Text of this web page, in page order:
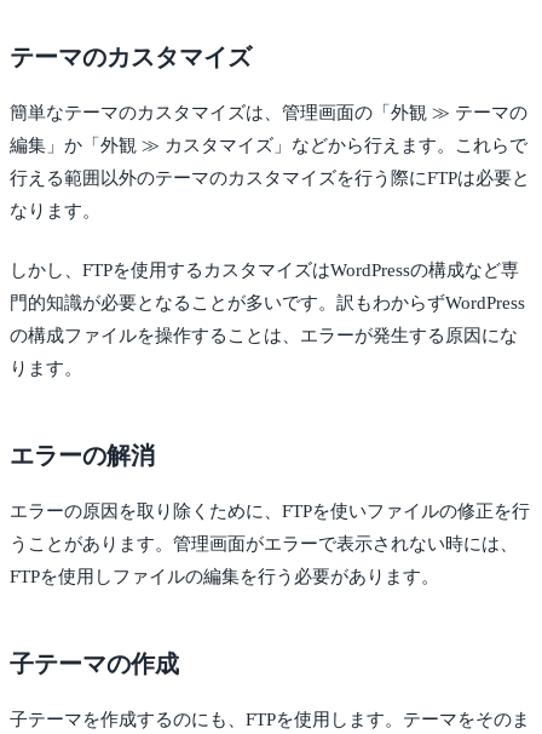
テーマのカスタマイズ
簡単なテーマのカスタマイズは、管理画面の「外観 ≫ テーマの
編集」か「外観 ≫ カスタマイズ」などから行えます。これらで
行える範囲以外のテーマのカスタマイズを行う際にFTPは必要と
なります。
しかし、FTPを使用するカスタマイズはWordPressの構成など専
門的知識が必要となることが多いです。訳もわからずWordPress
の構成ファイルを操作することは、エラーが発生する原因にな
ります。
エラーの解消
エラーの原因を取り除くために、FTPを使いファイルの修正を行
うことがあります。管理画面がエラーで表示されない時には、
FTPを使用しファイルの編集を行う必要があります。
子テーマの作成
子テーマを作成するのにも、FTPを使用します。テーマをそのま